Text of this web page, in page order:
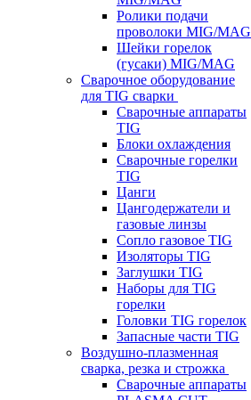
Ролики подачи
проволоки MIG/MAG
Шейки горелок
(гусаки) MIG/MAG
Сварочное оборудование
для TIG сварки
Сварочные аппараты
TIG
Блоки охлаждения
Сварочные горелки
TIG
Цанги
Цангодержатели и
газовые линзы
Сопло газовое TIG
Изоляторы TIG
Заглушки TIG
Наборы для TIG
горелки
Головки TIG горелок
Запасные части TIG
Воздушно-плазменная
сварка, резка и строжка
Сварочные аппараты